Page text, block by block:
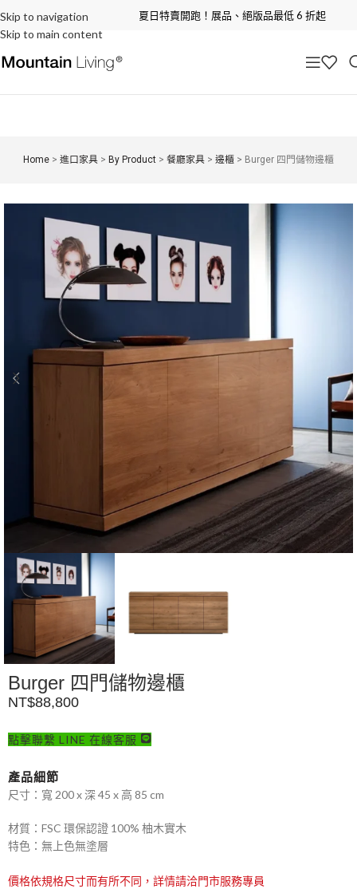
Skip to navigation
Skip to main content
夏日特賣開跑！展品、絕版品最低 6 折起
Home> 進口家具> By Product> 餐廳家具> 邊櫃> Burger 四門儲物邊櫃
Burger 四門儲物邊櫃
NT$88,800
點擊聯繫 LINE 在線客服
產品細節
尺寸：寬 200 x 深 45 x 高 85 cm
材質：FSC 環保認證 100% 柚木實木
特色：無上色無塗層
價格依規格尺寸而有所不同，詳情請洽門市服務專員